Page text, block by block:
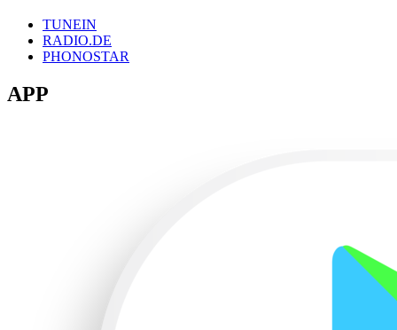
TUNEIN
RADIO.DE
PHONOSTAR
APP